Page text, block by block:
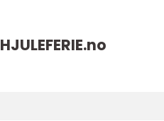
HJULEFERIE.no